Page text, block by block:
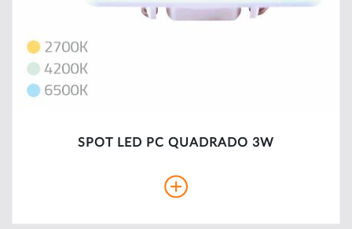
SPOT LED PC QUADRADO 3W